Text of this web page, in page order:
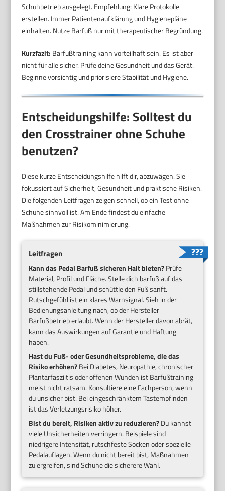
Schuhbetrieb ausgelegt. Empfehlung: Klare Protokolle
erstellen. Immer Patientenaufklärung und Hygienepläne
einhalten. Nutze Barfuß nur mit therapeutischer Begründung.
Kurzfazit: Barfußtraining kann vorteilhaft sein. Es ist aber
nicht für alle sicher. Prüfe deine Gesundheit und das Gerät.
Beginne vorsichtig und priorisiere Stabilität und Hygiene.
Entscheidungshilfe: Solltest du
den Crosstrainer ohne Schuhe
benutzen?
Diese kurze Entscheidungshilfe hilft dir, abzuwägen. Sie
fokussiert auf Sicherheit, Gesundheit und praktische Risiken.
Die folgenden Leitfragen zeigen schnell, ob ein Test ohne
Schuhe sinnvoll ist. Am Ende findest du einfache
Maßnahmen zur Risikominimierung.
Leitfragen
Kann das Pedal Barfuß sicheren Halt bieten?Prüfe
Material, Profil und Fläche. Stelle dich barfuß auf das
stillstehende Pedal und schüttle den Fuß sanft.
Rutschgefühl ist ein klares Warnsignal. Sieh in der
Bedienungsanleitung nach, ob der Hersteller
Barfußbetrieb erlaubt. Wenn der Hersteller davon abrät,
kann das Auswirkungen auf Garantie und Haftung
haben.
Hast du Fuß- oder Gesundheitsprobleme, die das
Risiko erhöhen?Bei Diabetes, Neuropathie, chronischer
Plantarfasziitis oder offenen Wunden ist Barfußtraining
meist nicht ratsam. Konsultiere eine Fachperson, wenn
du unsicher bist. Bei eingeschränktem Tastempfinden
ist das Verletzungsrisiko höher.
Bist du bereit, Risiken aktiv zu reduzieren?Du kannst
viele Unsicherheiten verringern. Beispiele sind
niedrigere Intensität, rutschfeste Socken oder spezielle
Pedalauflagen. Wenn du nicht bereit bist, Maßnahmen
zu ergreifen, sind Schuhe die sicherere Wahl.